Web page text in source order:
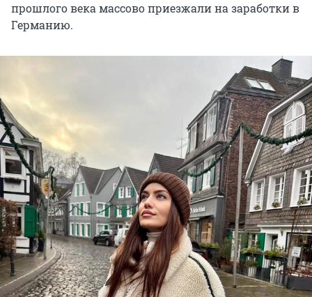
прошлого века массово приезжали на заработки в
Германию.